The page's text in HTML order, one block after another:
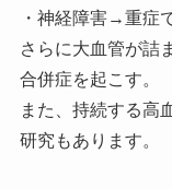
・神経障害→重症
さらに大血管が詰
合併症を起こす。
また、持続する高
研究もあります。